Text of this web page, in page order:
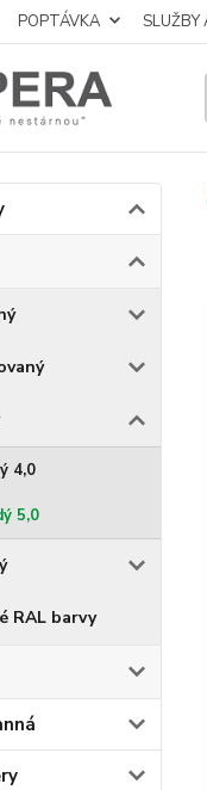
POPTÁVKA SLUŽBY
4,0
5,0
RAL barvy